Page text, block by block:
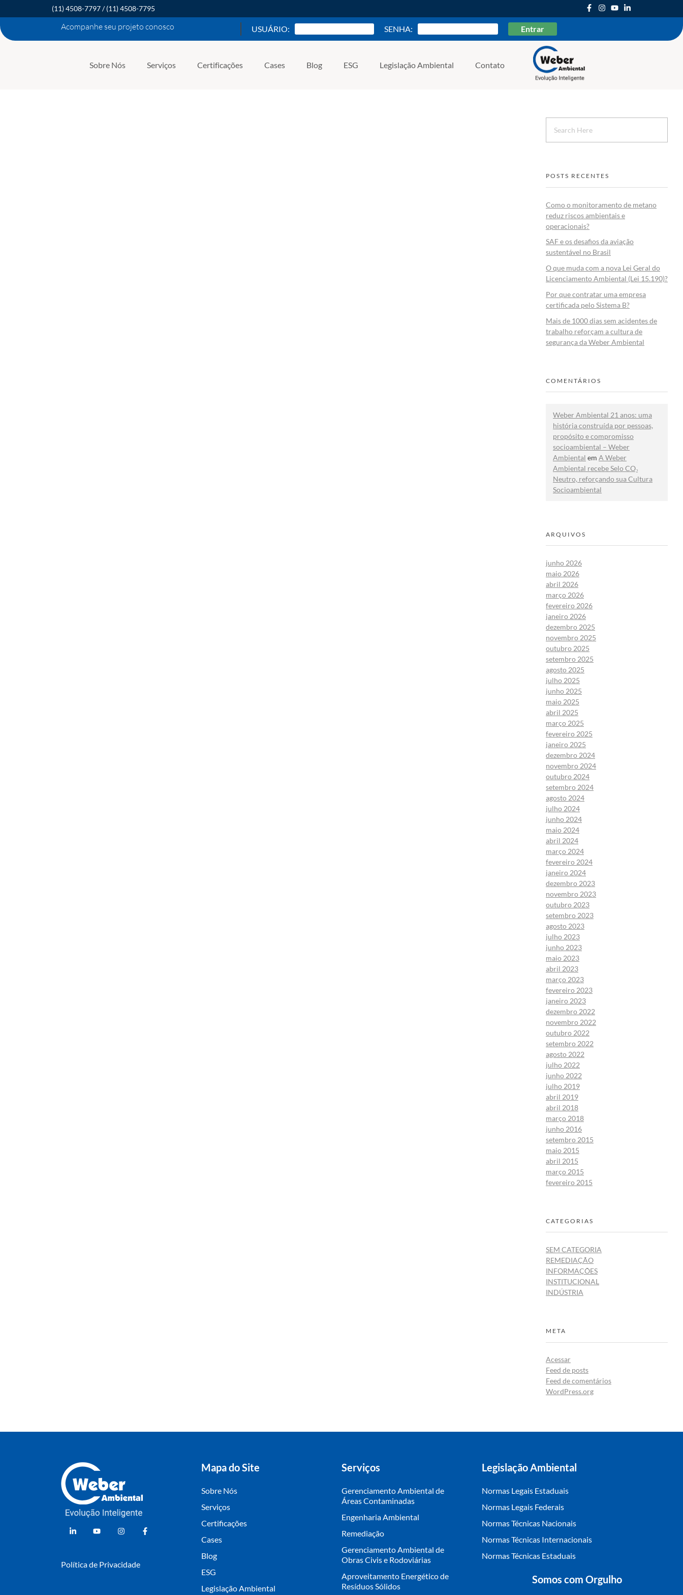
(11) 4508-7797/(11) 4508-7795
Acompanhe seu projeto conosco USUÁRIO: SENHA: Entrar
Sobre Nós Serviços Certificações Cases Blog ESG Legislação Ambiental Contato
POSTS RECENTES
Como o monitoramento de metano
reduz riscos ambientais e
operacionais?
SAF e os desafios da aviação
sustentável no Brasil
O que muda com a nova Lei Geral do
Licenciamento Ambiental (Lei 15.190)?
Por que contratar uma empresa
certificada pelo Sistema B?
Mais de 1000 dias sem acidentes de
trabalho reforçam a cultura de
segurança da Weber Ambiental
COMENTÁRIOS
Weber Ambiental 21 anos: uma
história construída por pessoas,
propósito e compromisso
socioambiental – Weber
Ambiental em A Weber
Ambiental recebe Selo CO₂
Neutro, reforçando sua Cultura
Socioambiental
ARQUIVOS
junho 2026
maio 2026
abril 2026
março 2026
fevereiro 2026
janeiro 2026
dezembro 2025
novembro 2025
outubro 2025
setembro 2025
agosto 2025
julho 2025
junho 2025
maio 2025
abril 2025
março 2025
fevereiro 2025
janeiro 2025
dezembro 2024
novembro 2024
outubro 2024
setembro 2024
agosto 2024
julho 2024
junho 2024
maio 2024
abril 2024
março 2024
fevereiro 2024
janeiro 2024
dezembro 2023
novembro 2023
outubro 2023
setembro 2023
agosto 2023
julho 2023
junho 2023
maio 2023
abril 2023
março 2023
fevereiro 2023
janeiro 2023
dezembro 2022
novembro 2022
outubro 2022
setembro 2022
agosto 2022
julho 2022
junho 2022
julho 2019
abril 2019
abril 2018
março 2018
junho 2016
setembro 2015
maio 2015
abril 2015
março 2015
fevereiro 2015
CATEGORIAS
SEM CATEGORIA
REMEDIAÇÃO
INFORMAÇÕES
INSTITUCIONAL
INDÚSTRIA
META
Acessar
Feed de posts
Feed de comentários
WordPress.org
Política de Privacidade
Mapa do Site
Sobre Nós
Serviços
Certificações
Cases
Blog
ESG
Legislação Ambiental
Serviços
Gerenciamento Ambiental de
Áreas Contaminadas
Engenharia Ambiental
Remediação
Gerenciamento Ambiental de
Obras Civis e Rodoviárias
Aproveitamento Energético de
Resíduos Sólidos
Legislação Ambiental
Normas Legais Estaduais
Normas Legais Federais
Normas Técnicas Nacionais
Normas Técnicas Internacionais
Normas Técnicas Estaduais
Somos com Orgulho